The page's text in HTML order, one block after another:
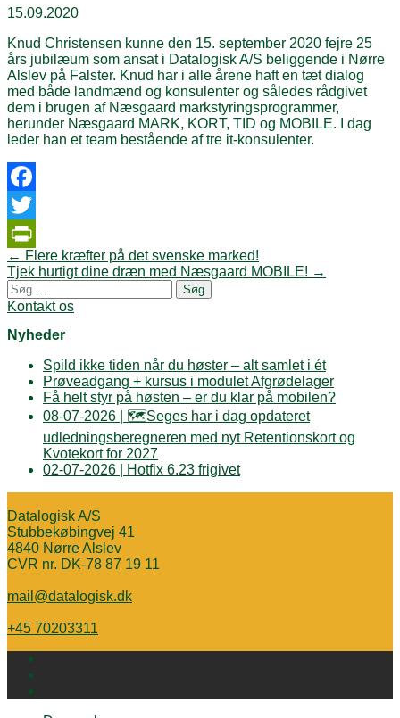
15.09.2020
Knud Christensen kunne den 15. september 2020 fejre 25
års jubilæum som ansat i Datalogisk A/S beliggende i Nørre
Alslev på Falster. Knud har i alle årene haft en tæt dialog
med både landmænd og konsulenter og således rådgivet
dem i brugen af Næsgaard markstyringsprogrammer,
herunder Næsgaard MARK, KORT, TID og MOBILE. I dag
leder han et team bestående af tre it-konsulenter.
Facebook
Twitter
PrintFriendly
Post
navigation
← Flere kræfter på det svenske marked!
Tjek hurtigt dine dræn med Næsgaard MOBILE! →
Søg
efter:
Kontakt os
Nyheder
Spild ikke tiden når du høster – alt samlet i ét
Prøveadgang + kursus i modulet Afgrødelager
Få helt styr på høsten – er du klar på mobilen?
08-07-2026 | 🗺️Seges har i dag opdateret
udledningsberegneren med nyt Retentionskort og
Kvotekort for 2027
02-07-2026 | Hotfix 6.23 frigivet
Datalogisk A/S
Stubbekøbingvej 41
4840 Nørre Alslev
CVR nr. DK-78 87 19 11
mail@datalogisk.dk
+45 70203311